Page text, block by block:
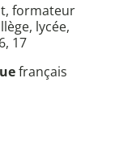
formateur
lycée,
17
français